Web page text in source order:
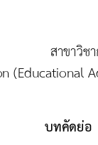
สาขาวิช
(Educational
บทคัดย่อ